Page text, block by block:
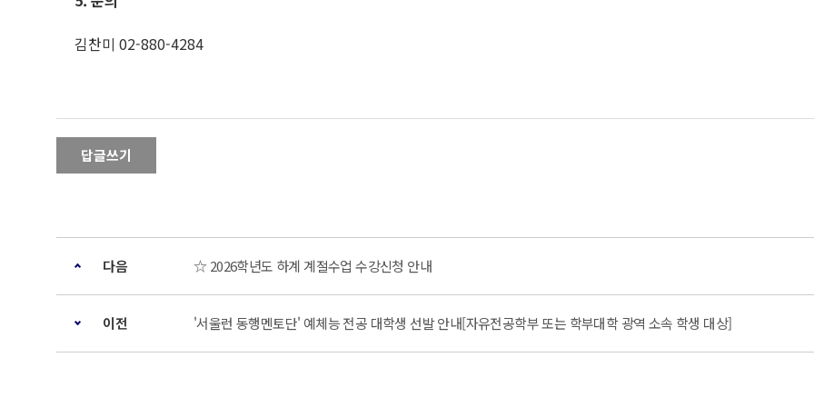
김찬미 02-880-4284
답글쓰기
다음 ☆ 2026학년도 하계 계절수업 수강신청 안내
이전 '서울런 동행멘토단' 예체능 전공 대학생 선발 안내[자유전공학부 또는 학부대학 광역 소속 학생 대상]